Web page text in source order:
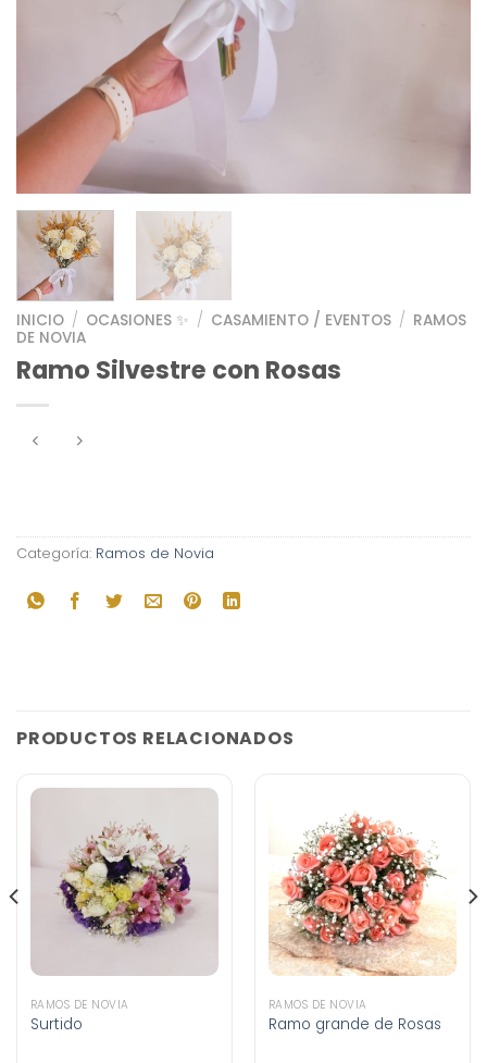
INICIO / OCASIONES ✨ / CASAMIENTO / EVENTOS / RAMOS
DE NOVIA
Ramo Silvestre con Rosas
Categoría: Ramos de Novia
PRODUCTOS RELACIONADOS
RAMOS DE NOVIA
Surtido
RAMOS DE NOVIA
Ramo grande de Rosas